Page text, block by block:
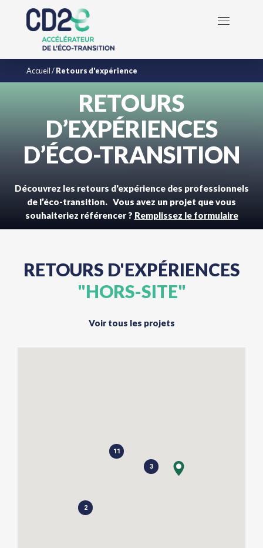
Accueil/Retours d'expérience
RETOURS
D’EXPÉRIENCES
D’ÉCO-TRANSITION
Découvrez les retours d'expérience des professionnels
de l’éco-transition. Vous avez un projet que vous
souhaiteriez référencer ? Remplissez le formulaire
RETOURS D'EXPÉRIENCES
"HORS-SITE"
Voir tous les projets
3
2
11